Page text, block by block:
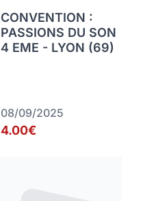
CONVENTION :
PASSIONS DU SON
4 EME - LYON (69)
08/09/2025
4.00€